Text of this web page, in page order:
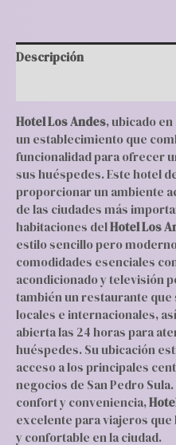
Descripción
Hotel Los Andes, ubicado
un establecimiento que
funcionalidad para ofrecer
sus huéspedes. Este hotel
proporcionar un ambiente
de las ciudades más
habitaciones delHotel Los
estilo sencillo pero
comodidades esenciales
acondicionado y televisión
también un restaurante
locales e internacionales,
abierta las 24 horas para
huéspedes. Su ubicación
acceso a los principales
negocios de San Pedro
confort y conveniencia,
excelente para viajeros
y confortable en la ciudad.